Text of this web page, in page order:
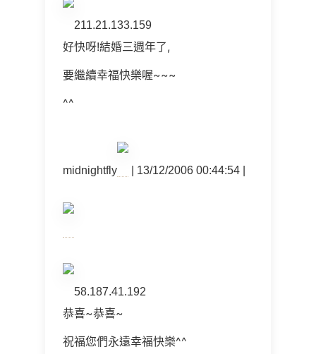
211.21.133.159
好快呀!結婚三週年了,
要繼續幸福快樂喔~~~
^^
midnightfly | 13/12/2006 00:44:54 |
58.187.41.192
恭喜~恭喜~
祝福您們永遠幸福快樂^^